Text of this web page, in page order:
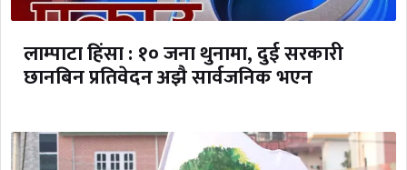
लाम्पाटा हिंसा : १० जना थुनामा, दुई सरकारी
छानबिन प्रतिवेदन अझै सार्वजनिक भएन